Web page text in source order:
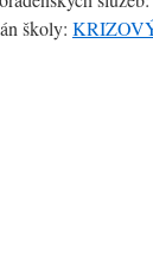
školy: